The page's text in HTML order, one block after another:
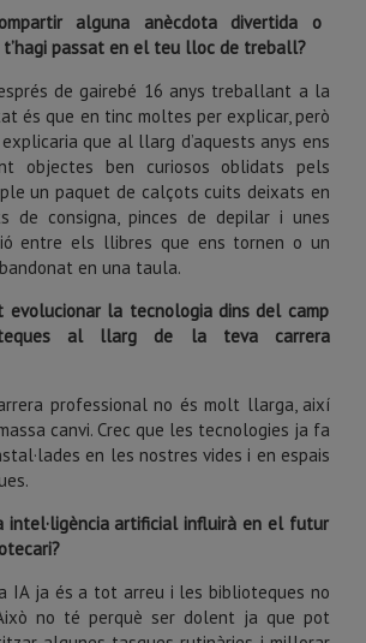
alguna anècdota divertida o
passat en el teu lloc de treball?
de gairebé 16 anys treballant a la
és que en tinc moltes per explicar, però
que al llarg d’aquests anys ens
objectes ben curiosos oblidats pels
un paquet de calçots cuits deixats en
de consigna, pinces de depilar i unes
entre els llibres que ens tornen o un
en una taula.
evolucionar la tecnologia dins del camp
al llarg de la teva carrera
professional no és molt llarga, així
canvi. Crec que les tecnologies ja fa
en les nostres vides i en espais
intel·ligència artificial influirà en el futur
IA ja és a tot arreu i les biblioteques no
no té perquè ser dolent ja que pot